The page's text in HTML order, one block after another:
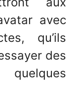
avec
qu’ils
des